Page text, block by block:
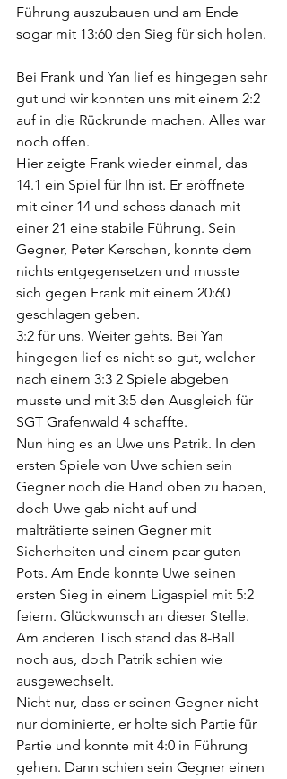
Führung auszubauen und am Ende
sogar mit 13:60 den Sieg für sich holen.
Bei Frank und Yan lief es hingegen sehr
gut und wir konnten uns mit einem 2:2
auf in die Rückrunde machen. Alles war
noch offen.
Hier zeigte Frank wieder einmal, das
14.1 ein Spiel für Ihn ist. Er eröffnete
mit einer 14 und schoss danach mit
einer 21 eine stabile Führung. Sein
Gegner, Peter Kerschen, konnte dem
nichts entgegensetzen und musste
sich gegen Frank mit einem 20:60
geschlagen geben.
3:2 für uns. Weiter gehts. Bei Yan
hingegen lief es nicht so gut, welcher
nach einem 3:3 2 Spiele abgeben
musste und mit 3:5 den Ausgleich für
SGT Grafenwald 4 schaffte.
Nun hing es an Uwe uns Patrik. In den
ersten Spiele von Uwe schien sein
Gegner noch die Hand oben zu haben,
doch Uwe gab nicht auf und
malträtierte seinen Gegner mit
Sicherheiten und einem paar guten
Pots. Am Ende konnte Uwe seinen
ersten Sieg in einem Ligaspiel mit 5:2
feiern. Glückwunsch an dieser Stelle.
Am anderen Tisch stand das 8-Ball
noch aus, doch Patrik schien wie
ausgewechselt.
Nicht nur, dass er seinen Gegner nicht
nur dominierte, er holte sich Partie für
Partie und konnte mit 4:0 in Führung
gehen. Dann schien sein Gegner einen